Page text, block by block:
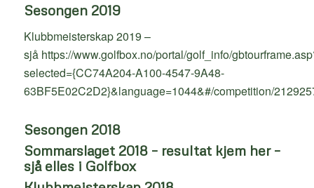
Sesongen 2019
Klubbmeisterskap 2019 –
sjå https://www.golfbox.no/portal/golf_info/
selected={CC74A204-A100-4547-9A48-
63BF5E02C2D2}&language=1044&#/competition/
Sesongen 2018
Sommarslaget 2018 – resultat kjem her –
sjå elles i Golfbox